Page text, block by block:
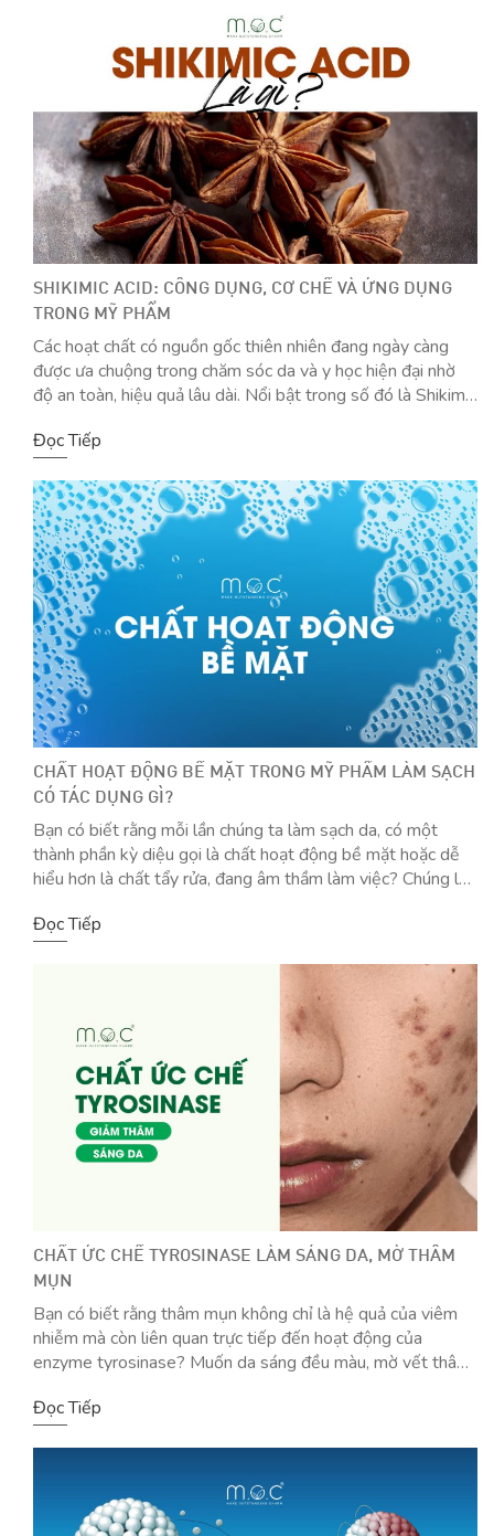
SHIKIMIC ACID: CÔNG DỤNG, CƠ CHẾ VÀ ỨNG DỤNG
TRONG MỸ PHẨM
Các hoạt chất có nguồn gốc thiên nhiên đang ngày càng
được ưa chuộng trong chăm sóc da và y học hiện đại nhờ
độ an toàn, hiệu quả lâu dài. Nổi bật trong số đó là Shikimic
đến với khả năng […]
Đọc Tiếp
CHẤT HOẠT ĐỘNG BỀ MẶT TRONG MỸ PHẨM LÀM SẠCH
CÓ TÁC DỤNG GÌ?
Bạn có biết rằng mỗi lần chúng ta làm sạch da, có một
thành phần kỳ diệu gọi là chất hoạt động bề mặt hoặc dễ
hiểu hơn là chất tẩy rửa, đang âm thầm làm việc? Chúng là
tạp chất một […]
Đọc Tiếp
CHẤT ỨC CHẾ TYROSINASE LÀM SÁNG DA, MỜ THÂM
MỤN
Bạn có biết rằng thâm mụn không chỉ là hệ quả của viêm
nhiễm mà còn liên quan trực tiếp đến hoạt động của
enzyme tyrosinase? Muốn da sáng đều màu, mờ vết thâm,
Chúng không chỉ hạn chế sản sinh melanin – thủ […]
Đọc Tiếp